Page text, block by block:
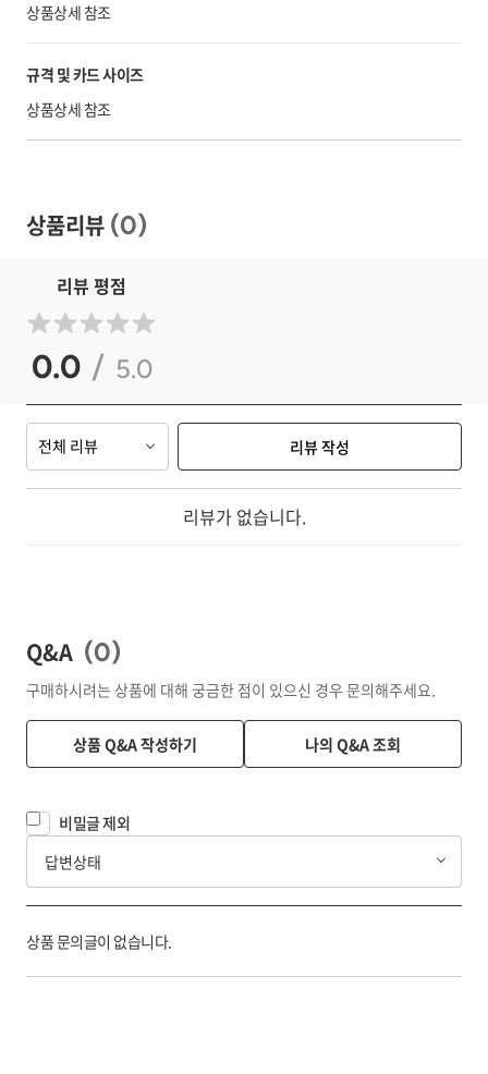
상품상세 참조
규격 및 카드 사이즈
상품상세 참조
상품리뷰 (0)
리뷰 평점
0.0 / 5.0
전체 리뷰 리뷰 작성
리뷰가 없습니다.
Q&A (0)
구매하시려는 상품에 대해 궁금한 점이 있으신 경우 문의해주세요.
상품 Q&A 작성하기 나의 Q&A 조회
비밀글 제외
답변상태
상품 문의글이 없습니다.